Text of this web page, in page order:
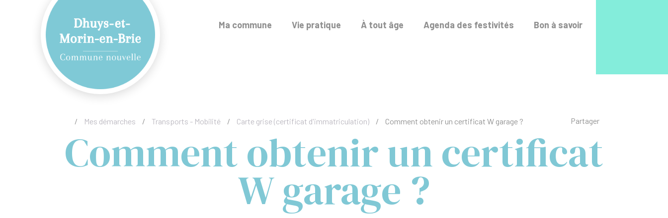
Ma commune Vie pratique À tout âge Agenda des festivités Bon à savoir
/ Mes démarches / Transports - Mobilité / Carte grise (certificat d'immatriculation) / Comment obtenir un certificat W garage ? Partager
Comment obtenir un certificat
W garage ?